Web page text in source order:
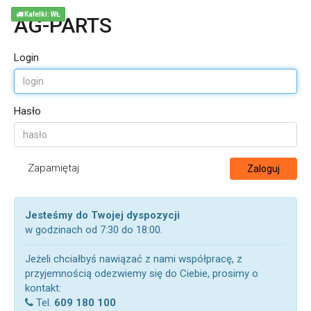
AG-PARTS
Login
Hasło
Zapamiętaj Zaloguj
Jesteśmy do Twojej dyspozycji
w godzinach od 7:30 do 18:00.
Jeżeli chciałbyś nawiązać z nami współpracę, z
przyjemnością odezwiemy się do Ciebie, prosimy o
kontakt:
Tel. 609 180 100
Kafelki: WŁ